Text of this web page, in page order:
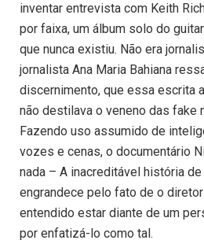
inventar entrevista com Keith
por faixa, um álbum solo do
que nunca existiu. Não era
jornalista Ana Maria Bahiana
discernimento, que essa escrita
não destilava o veneno das fake
Fazendo uso assumido de
vozes e cenas, o documentário
nada – A inacreditável história
engrandece pelo fato de o
entendido estar diante de um
por enfatizá-lo como tal.